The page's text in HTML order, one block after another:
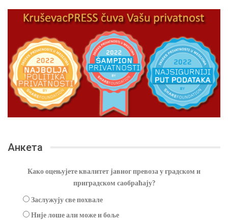
Анкета
Како оцењујете квалитет јавног превоза у градском и
приградском саобраћају?
Заслужују све похвале
Није лоше али може и боље